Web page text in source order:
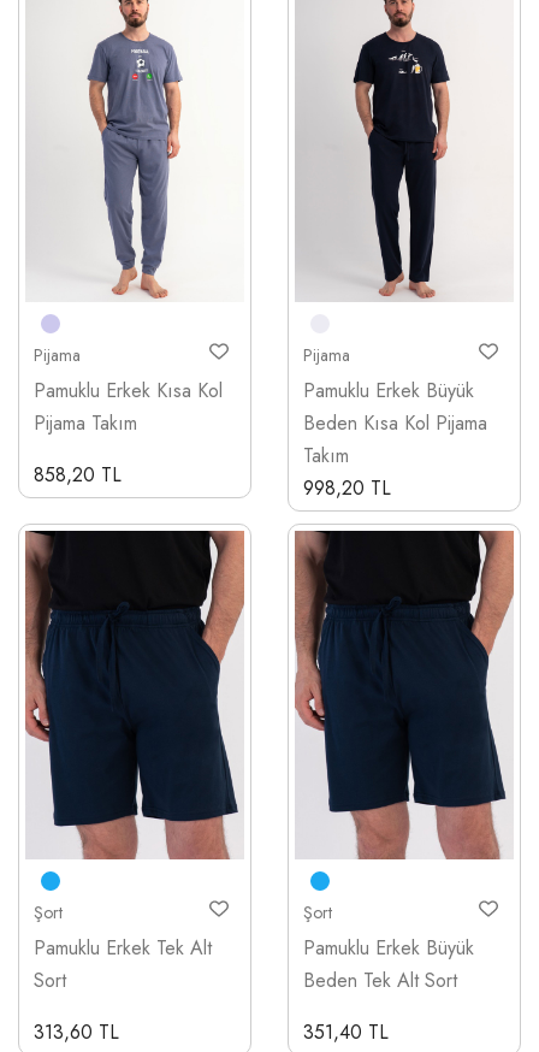
Pijama
Pamuklu Erkek Kısa Kol
Pijama Takım
858,20 TL
Pijama
Pamuklu Erkek Büyük
Beden Kısa Kol Pijama
Takım
998,20 TL
Şort
Pamuklu Erkek Tek Alt
Sort
313,60 TL
Şort
Pamuklu Erkek Büyük
Beden Tek Alt Sort
351,40 TL